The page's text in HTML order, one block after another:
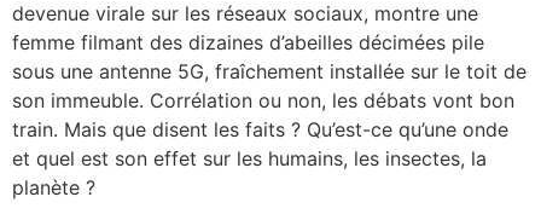
devenue virale sur les réseaux sociaux, montre une
femme filmant des dizaines d’abeilles décimées pile
sous une antenne 5G, fraîchement installée sur le toit de
son immeuble. Corrélation ou non, les débats vont bon
train. Mais que disent les faits ? Qu’est-ce qu’une onde
et quel est son effet sur les humains, les insectes, la
planète ?